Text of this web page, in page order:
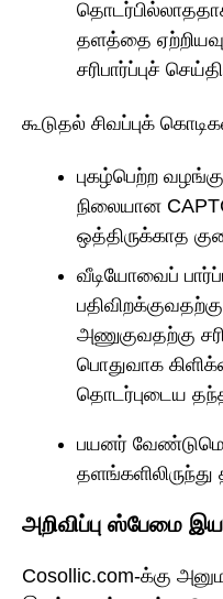
தளத்தை
சரிபார்ப்புச்
கூடுதல் சிவப்புக்
புகழ்பெற்ற
நிலையான
ஒத்திருக்காத
வீடியோவைப்
அணுகுவதற்கு
பொதுவாக
தொடர்புடைய
பயனர்
அறிவிப்பு ஸ்பேமை
Cosollic.com-க்கு